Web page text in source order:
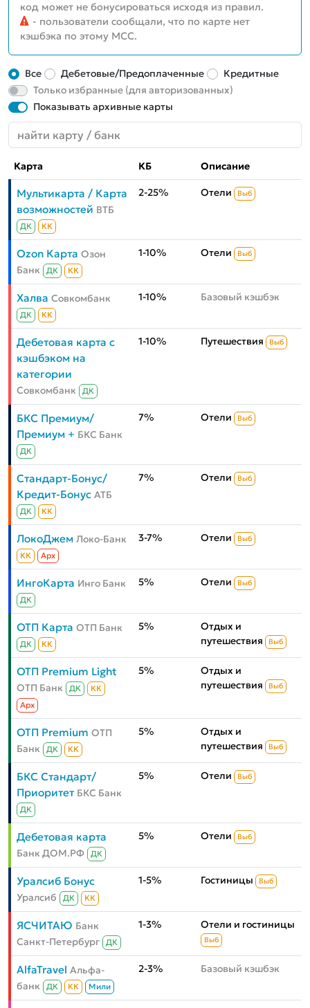
код может не бонусироваться исходя из правил.
- пользователи сообщали, что по карте нет
кэшбэка по этому MCC.
Все Дебетовые/Предоплаченные
Кредитные
Только избранные (для авторизованных)
Показывать архивные карты
Карта КБ Описание
Мультикарта / Карта
возможностей ВТБ
ДК КК
2-25% Отели Выб
Ozon Карта Озон
Банк
ДК КК
1-10% Отели Выб
Халва Совкомбанк
ДК КК
1-10% Базовый кэшбэк
Дебетовая карта с
кэшбэком на
категории
Совкомбанк ДК
1-10% Путешествия Выб
БКС Премиум/
Премиум + БКС Банк
ДК
7% Отели Выб
Стандарт-Бонус/
Кредит-Бонус АТБ
ДК КК
7% Отели Выб
ЛокоДжем Локо-Банк
КК Aрх
3-7% Отели Выб
ИнгоКарта Инго Банк
ДК
5% Отели Выб
ОТП Карта ОТП Банк
ДК КК
5%
Отдых и
путешествия
Выб
ОТП Premium Light
ОТП Банк ДК
КК
Aрх
5%
Отдых и
путешествия
Выб
ОТП Premium ОТП
Банк
ДК КК
5%
Отдых и
путешествия
Выб
БКС Стандарт/
Приоритет БКС Банк
ДК
5% Отели Выб
Дебетовая карта
Банк ДОМ.РФ ДК
5% Отели Выб
Уралсиб Бонус
Уралсиб ДК КК
1-5% Гостиницы Выб
ЯСЧИТАЮ Банк
Санкт-Петербург
ДК
1-3% Отели и гостиницы
Выб
AlfaTravel Альфа-
банк
ДК КК Мили
2-3% Базовый кэшбэк